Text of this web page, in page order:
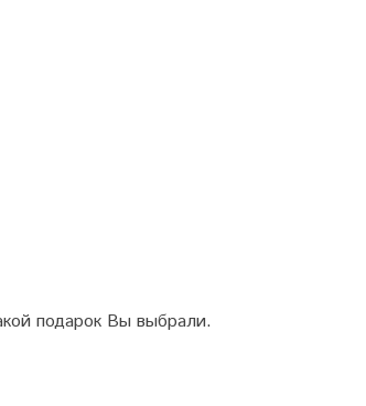
подарок Вы выбрали.